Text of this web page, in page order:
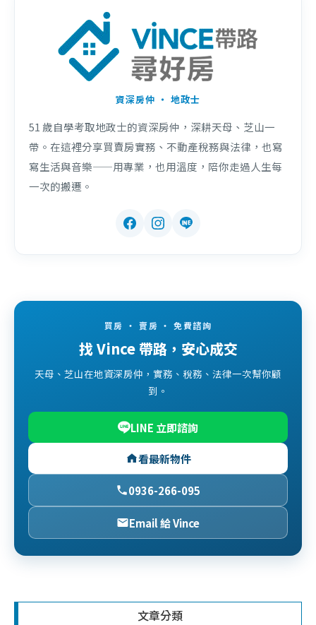
資深房仲 ・ 地政士
51 歲自學考取地政士的資深房仲，深耕天母、芝山一
帶。在這裡分享買賣房實務、不動產稅務與法律，也寫
寫生活與音樂——用專業，也用溫度，陪你走過人生每
一次的搬遷。
買房 ・ 賣房 ・ 免費諮詢
找 Vince 帶路，安心成交
天母、芝山在地資深房仲，實務、稅務、法律一次幫你顧
到。
LINE 立即諮詢
看最新物件
0936-266-095
Email 給 Vince
文章分類